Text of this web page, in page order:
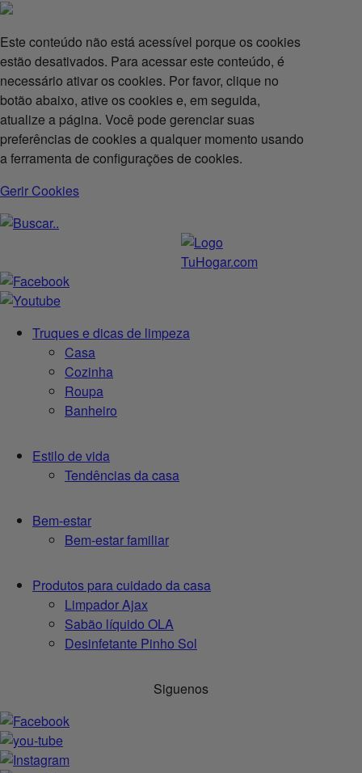
Este conteúdo não está acessível porque os cookies
estão desativados. Para acessar este conteúdo, é
necessário ativar os cookies. Por favor, clique no
botão abaixo, ative os cookies e, em seguida,
atualize a página. Você pode gerenciar suas
preferências de cookies a qualquer momento usando
a ferramenta de configurações de cookies.
Gerir Cookies
Truques e dicas de limpeza
Casa
Cozinha
Roupa
Banheiro
Estilo de vida
Tendências da casa
Bem-estar
Bem-estar familiar
Produtos para cuidado da casa
Limpador Ajax
Sabão líquido OLA
Desinfetante Pinho Sol
Siguenos